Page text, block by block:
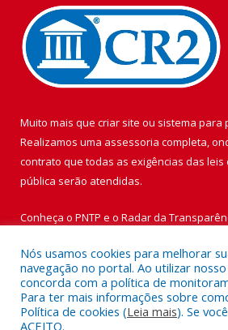
Muito mais que criar site ou sistema para
Realizamos uma assessoria completa,
contrato que todas as exigências das leis
pública serão atendidas.
Conheça o PNTP e o Radar da
Todos os direitos reservados a
Nazaré.
Nós usamos cookies para melhorar
navegação no portal. Ao utilizar
concorda com a política de
Para ter mais informações sobre
Política de cookies (Leia mais). Se
ACEITO.